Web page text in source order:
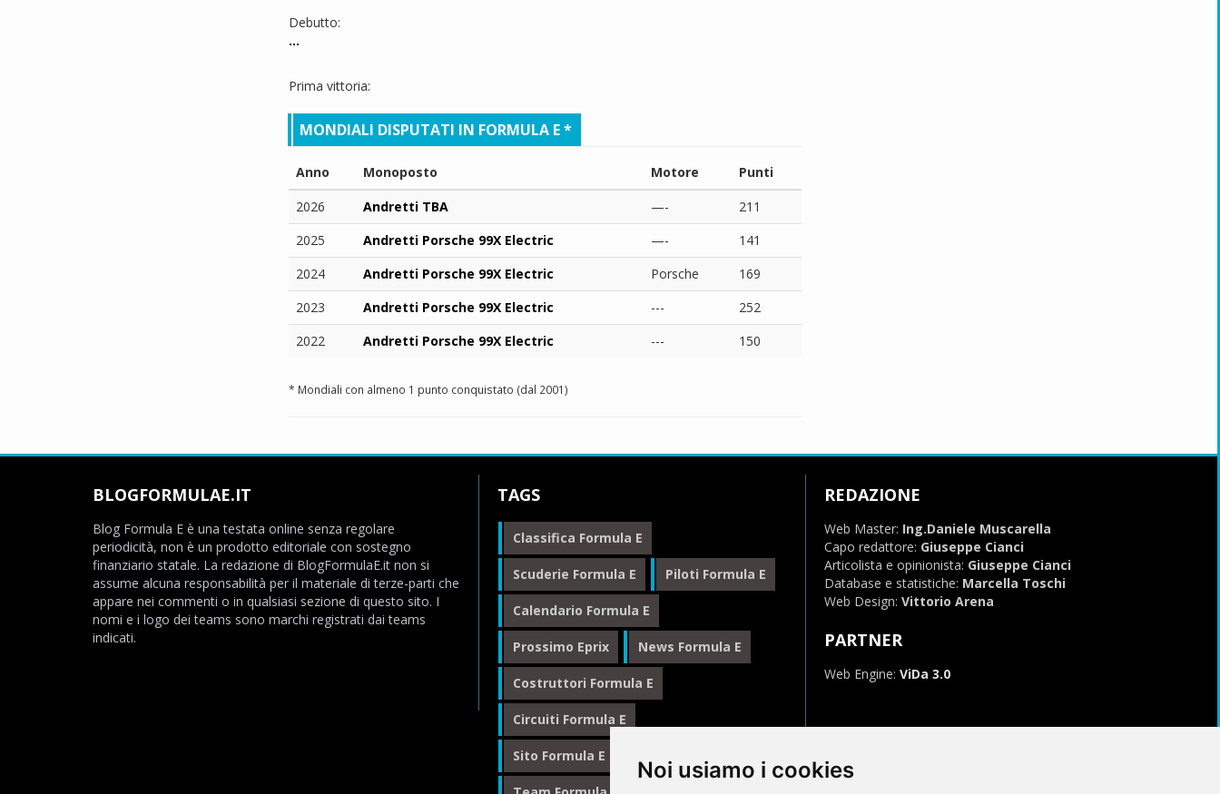
Noi usiamo i cookies
Debutto:
...
Prima vittoria:
MONDIALI DISPUTATI IN FORMULA E *
Anno Monoposto Motore
Punti
2026
Andretti TBA —-
211
2025
Andretti Porsche 99X Electric —-
141
2024
Andretti Porsche 99X Electric Porsche
169
2023
Andretti Porsche 99X Electric ---
252
2022
Andretti Porsche 99X Electric --- 150
* Mondiali con almeno 1 punto conquistato (dal 2001)
BLOGFORMULAE.IT
Blog Formula E è una testata online senza regolare
periodicità, non è un prodotto editoriale con sostegno
finanziario statale. La redazione di BlogFormulaE.it non si
assume alcuna responsabilità per il materiale di terze-parti che
appare nei commenti o in qualsiasi sezione di questo sito. I
nomi e i logo dei teams sono marchi registrati dai teams
indicati.
TAGS
Classifica Formula E
Scuderie Formula E Piloti Formula E
Calendario Formula E
Prossimo Eprix News Formula E
Costruttori Formula E
Circuiti Formula E
Sito Formula E Italiano
REDAZIONE
Web Master: Ing.Daniele Muscarella
Capo redattore: Giuseppe Cianci
Articolista e opinionista: Giuseppe Cianci
Database e statistiche: Marcella Toschi
Web Design: Vittorio Arena
PARTNER
Web Engine: ViDa 3.0